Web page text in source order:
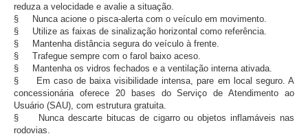
reduza a velocidade e avalie a situação.
§
Nunca acione o pisca-alerta com o veículo em movimento.
§
Utilize as faixas de sinalização horizontal como referência.
§
Mantenha distância segura do veículo à frente.
§
Trafegue sempre com o farol baixo aceso.
§
Mantenha os vidros fechados e a ventilação interna ativada.
§
Em caso de baixa visibilidade intensa, pare em local seguro. A
concessionária oferece 20 bases do Serviço de Atendimento ao
Usuário (SAU), com estrutura gratuita.
§
Nunca descarte bitucas de cigarro ou objetos inflamáveis nas
rodovias.